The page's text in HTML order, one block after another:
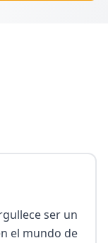
ser un
el mundo de